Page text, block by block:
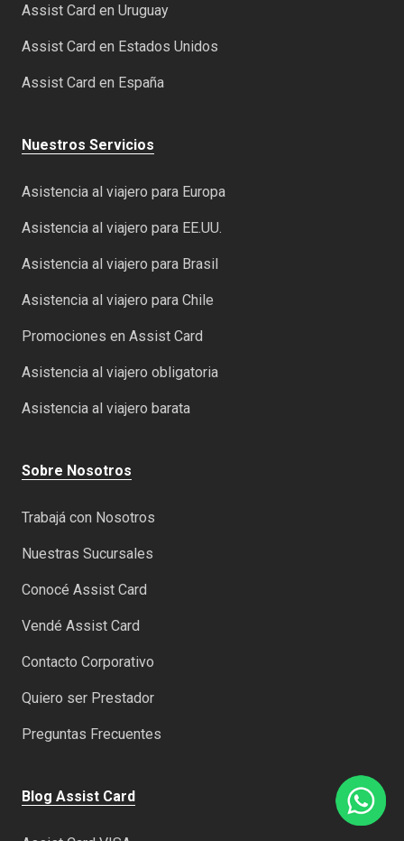
Assist Card en Uruguay
Assist Card en Estados Unidos
Assist Card en España
Nuestros Servicios
Asistencia al viajero para Europa
Asistencia al viajero para EE.UU.
Asistencia al viajero para Brasil
Asistencia al viajero para Chile
Promociones en Assist Card
Asistencia al viajero obligatoria
Asistencia al viajero barata
Sobre Nosotros
Trabajá con Nosotros
Nuestras Sucursales
Conocé Assist Card
Vendé Assist Card
Contacto Corporativo
Quiero ser Prestador
Preguntas Frecuentes
Blog Assist Card